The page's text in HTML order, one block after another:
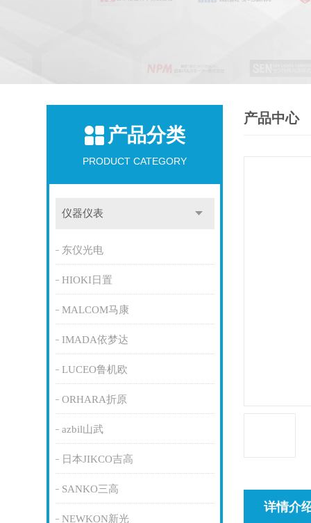
产品分类
PRODUCT CATEGORY
仪器仪表
东仪光电
HIOKI日置
MALCOM马康
IMADA依梦达
LUCEO鲁机欧
ORHARA折原
azbil山武
日本JIKCO吉高
SANKO三高
NEWKON新光
产品中心
详情介